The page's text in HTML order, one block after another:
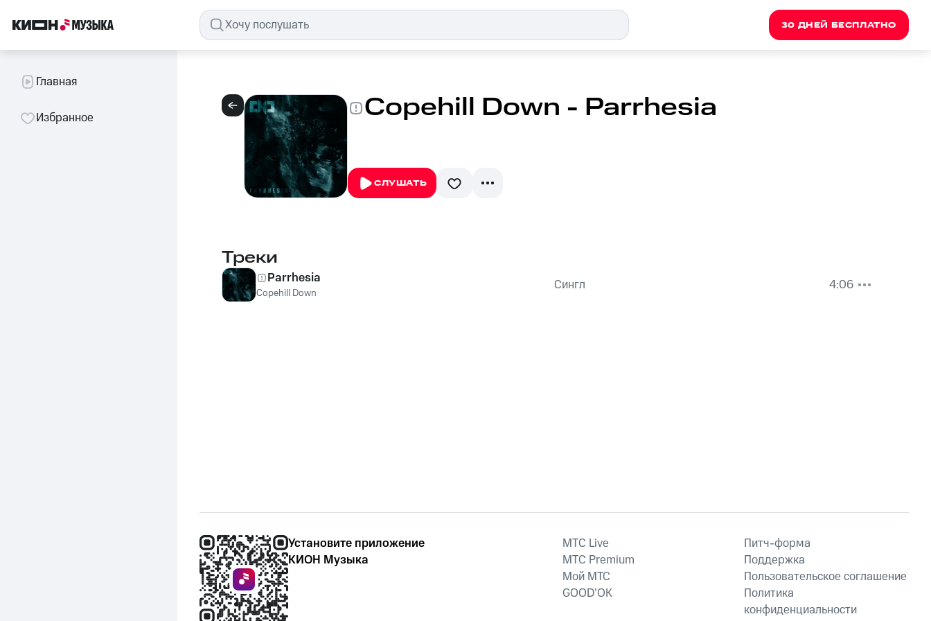
30 ДНЕЙ БЕСПЛАТНО
Главная
Избранное Copehill Down - Parrhesia
СЛУШАТЬ
Треки
Parrhesia
Copehill Down Сингл 4:06
Установите приложение
КИОН Музыка
MTС Live
MTС Premium
Мой МТС
GOOD’OK
Питч-форма
Поддержка
Пользовательское соглашение
Политика
конфиденциальности